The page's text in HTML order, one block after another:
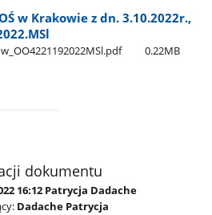
w Krakowie z dn. 3.10.2022r.,
0.22MB
dokumentu
16:12 Patrycja Dadache
Dadache Patrycja